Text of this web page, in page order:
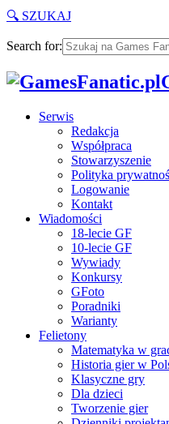
🔍 SZUKAJ
Search for:
Serwis
Redakcja
Współpraca
Stowarzyszenie
Polityka
Logowanie
Kontakt
Wiadomości
18-lecie GF
10-lecie GF
Wywiady
Konkursy
GFoto
Poradniki
Warianty
Felietony
Matematyka w
Historia gier w
Klasyczne gry
Dla dzieci
Tworzenie gier